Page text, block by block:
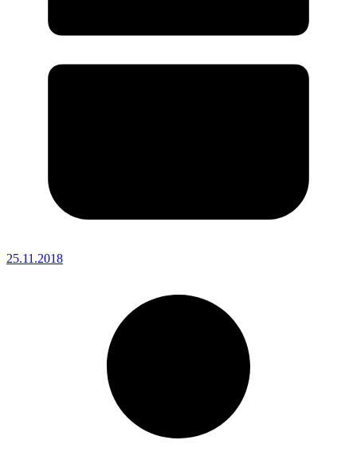
25.11.2018